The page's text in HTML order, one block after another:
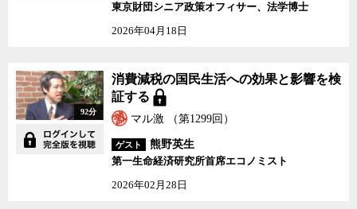
東京財団シニア政策オフィサー、法学博士
2026年04月18日
92分
消費減税の国民生活への効果と影響を検
証する
マル激 （第1299回）
ゲスト
熊野英生
第一生命経済研究所首席エコノミスト
2026年02月28日